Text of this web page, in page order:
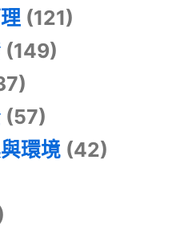
(121)
(149)
(57)
環境(42)